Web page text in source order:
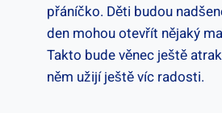
přáníčko. Děti budou
den mohou otevřít nějaký
Takto bude věnec ještě
něm užijí ještě víc radosti.